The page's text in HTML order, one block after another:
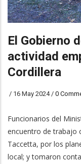
El Gobierno
actividad
Cordillera
/ 16 May 2024/ 0
Funcionarios del
encuentro de trabajo
Taccetta, por los
local; y tomaron